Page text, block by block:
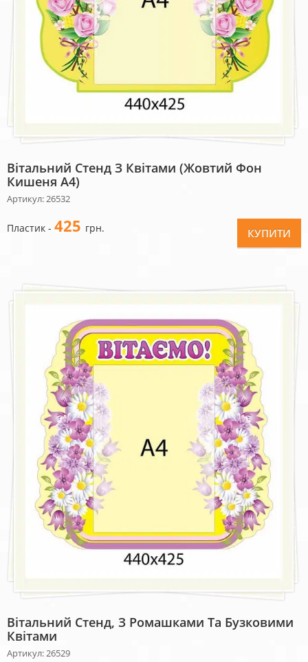
Вітальний Стенд З Квітами (жовтий Фон
Кишеня А4)
Артикул: 26532
Пластик - 425 грн. КУПИТИ
Вітальний Стенд, З Ромашками Та Бузковими
Квітами
Артикул: 26529